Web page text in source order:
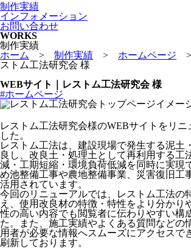
制作実績
インフォメーション
お問い合わせ
WORKS
制作実績
ホーム
> 制作実績 > ホームページ
ストム工法研究会 様
WEBサイト｜レストム工法研究会 様
#ホームページ
レストム工法研究会様のWEBサイトをリニ
した。
レストム工法は、建設現場で発生する泥土
良し、改良土・処理土として再利用する工
減・工期短縮・環境負荷低減を同時に実現
め池整備工事や農地整備事業、災害復旧工
活用されています。
今回のリニューアルでは、レストム工法の
え、使用改良材の特徴・特性をより分かり
性の高い内容でも閲覧者に伝わりやすい構
た。また、施工実績やよくある質問などの
用者が必要な情報へスムーズにアクセスで
刷新しております。